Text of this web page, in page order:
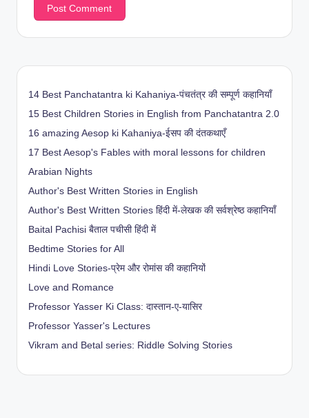
14 Best Panchatantra ki Kahaniya-पंचतंत्र की सम्पूर्ण कहानियाँ
15 Best Children Stories in English from Panchatantra 2.0
16 amazing Aesop ki Kahaniya-ईसप की दंतकथाएँ
17 Best Aesop's Fables with moral lessons for children
Arabian Nights
Author's Best Written Stories in English
Author's Best Written Stories हिंदी में-लेखक की सर्वश्रेष्ठ कहानियाँ
Baital Pachisi बैताल पचीसी हिंदी में
Bedtime Stories for All
Hindi Love Stories-प्रेम और रोमांस की कहानियों
Love and Romance
Professor Yasser Ki Class: दास्तान-ए-यासिर
Professor Yasser's Lectures
Vikram and Betal series: Riddle Solving Stories